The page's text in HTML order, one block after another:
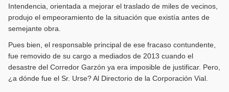
Intendencia, orientada a mejorar el traslado de miles de vecinos,
produjo el empeoramiento de la situación que existía antes de
semejante obra.
Pues bien, el responsable principal de ese fracaso contundente,
fue removido de su cargo a mediados de 2013 cuando el
desastre del Corredor Garzón ya era imposible de justificar. Pero,
¿a dónde fue el Sr. Urse? Al Directorio de la Corporación Vial.